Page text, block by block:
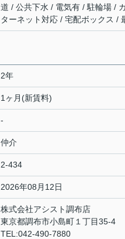
道 / 公共下水 / 電気有 / 駐輪場 /
ターネット対応 / 宅配ボックス /
2年
1ヶ月(新賃料)
-
仲介
2-434
2026年08月12日
株式会社アシスト調布店
東京都調布市小島町１丁目35-4
TEL:042-490-7880